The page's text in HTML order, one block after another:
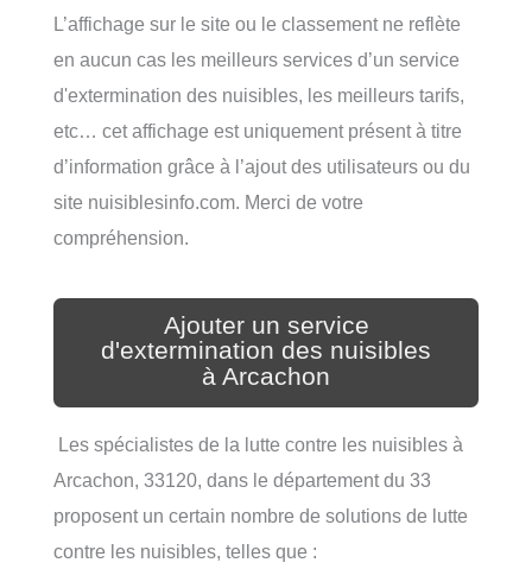
L’affichage sur le site ou le classement ne reflète
en aucun cas les meilleurs services d’un service
d'extermination des nuisibles, les meilleurs tarifs,
etc… cet affichage est uniquement présent à titre
d’information grâce à l’ajout des utilisateurs ou du
site nuisiblesinfo.com. Merci de votre
compréhension.
Ajouter un service
d'extermination des nuisibles
à Arcachon
Les spécialistes de la lutte contre les nuisibles à
Arcachon, 33120, dans le département du 33
proposent un certain nombre de solutions de lutte
contre les nuisibles, telles que :